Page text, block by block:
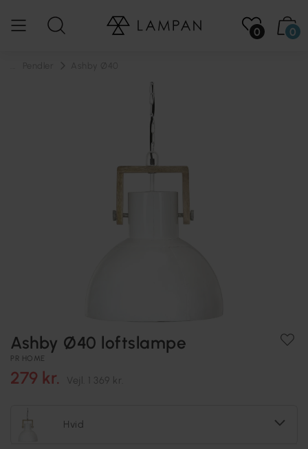
0 0
Ashby Ø40 loftslampe
PR HOME
279 kr. Vejl. 1 369 kr.
Hvid